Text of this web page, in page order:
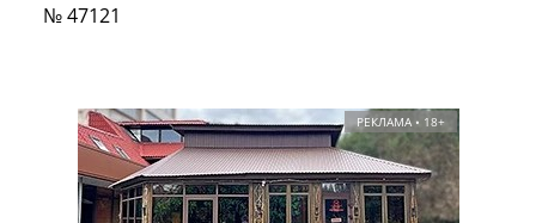
№ 47121
РЕКЛАМА • 18+